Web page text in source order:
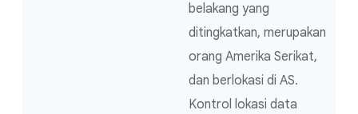
belakang yang
ditingkatkan, merupakan
orang Amerika Serikat,
dan berlokasi di AS.
Kontrol lokasi data